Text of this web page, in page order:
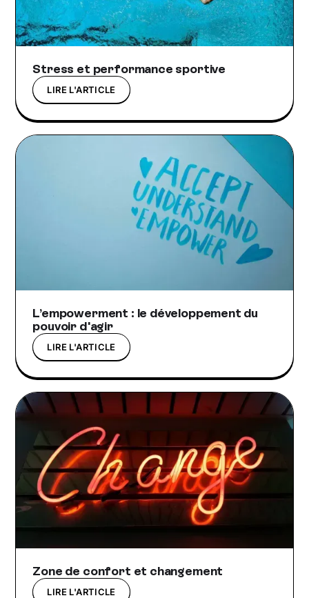
Stress et performance sportive
LIRE L'ARTICLE
L’empowerment : le développement du
pouvoir d'agir
LIRE L'ARTICLE
Zone de confort et changement
LIRE L'ARTICLE